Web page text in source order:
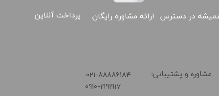
در دسترس ارائه مشاوره رایگان پرداخت آنلاین
مشاوره و پشتیبانی: ​021-88886184
02188886184
0910-1991917